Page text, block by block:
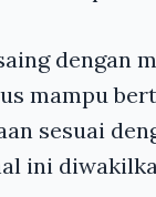
dengan
mampu
sesuai
ini